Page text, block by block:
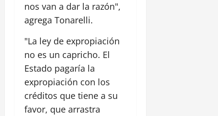
nos van a dar la razón",
agrega Tonarelli.
"La ley de expropiación
no es un capricho. El
Estado pagaría la
expropiación con los
créditos que tiene a su
favor, que arrastra